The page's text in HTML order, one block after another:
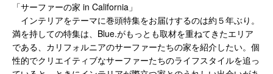
「サーファーの家 in California」
インテリアをテーマに巻頭特集をお届けするのは約５年ぶり。
満を持しての特集は、Blue.がもっとも取材を重ねてきたエリア
である、カリフォルニアのサーファーたちの家を紹介したい。個
性的でクリエイティブなサーファーたちのライフスタイルを追っ